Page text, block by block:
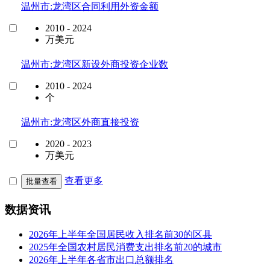
温州市:龙湾区合同利用外资金额
2010 - 2024
万美元
温州市:龙湾区新设外商投资企业数
2010 - 2024
个
温州市:龙湾区外商直接投资
2020 - 2023
万美元
批量查看 查看更多
数据资讯
2026年上半年全国居民收入排名前30的区县
2025年全国农村居民消费支出排名前20的城市
2026年上半年各省市出口总额排名